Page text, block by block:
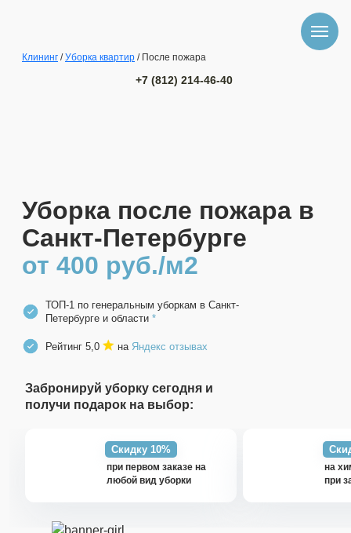
Клининг /Уборка квартир / После пожара
+7 (812) 214-46-40
Уборка после пожара в
Санкт-Петербурге
от 400 руб./м2
ТОП-1 по генеральным уборкам в Санкт-
Петербурге и области *
Рейтинг 5,0 на Яндекс отзывах
Забронируй уборку сегодня и
получи подарок на выбор:
Скидку 10%
при первом заказе на
любой вид уборки
на
при